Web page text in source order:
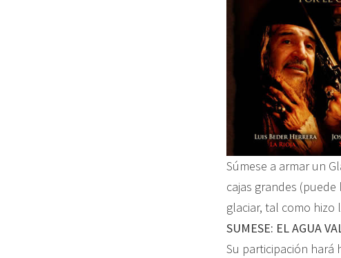
Súmese a armar un
cajas grandes
glaciar, tal como hizo
SUMESE: EL AGUA
Su participación hará